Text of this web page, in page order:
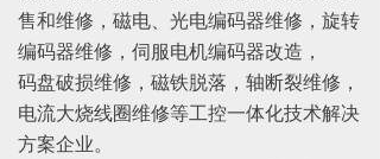
售和维修，磁电、光电编码器维修，旋转
编码器维修，伺服电机编码器改造，
码盘破损维修，磁铁脱落，轴断裂维修，
电流大烧线圈维修等工控一体化技术解决
方案企业。